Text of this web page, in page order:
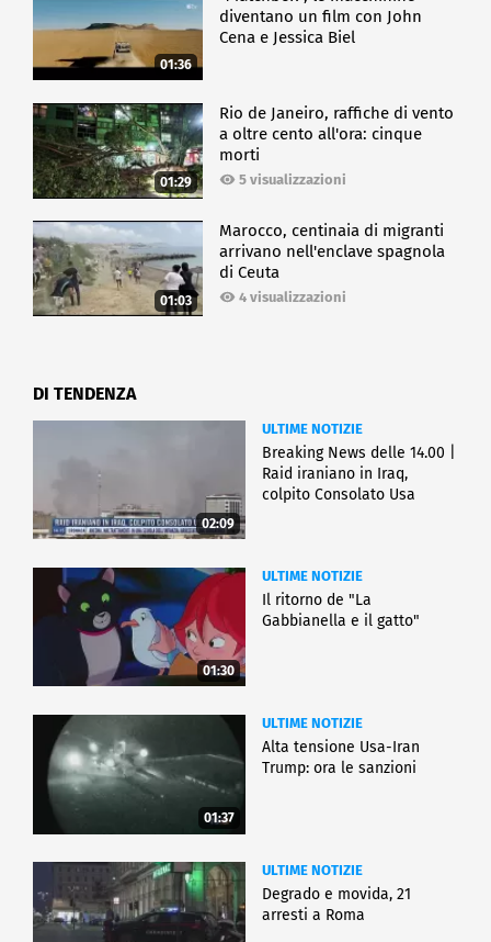
01:36
diventano un film con John
Cena e Jessica Biel
01:29
Rio de Janeiro, raffiche di vento
a oltre cento all'ora: cinque
morti
5 visualizzazioni
01:03
Marocco, centinaia di migranti
arrivano nell'enclave spagnola
di Ceuta
4 visualizzazioni
DI TENDENZA
02:09
ULTIME NOTIZIE
Breaking News delle 14.00 |
Raid iraniano in Iraq,
colpito Consolato Usa
01:30
ULTIME NOTIZIE
Il ritorno de "La
Gabbianella e il gatto"
01:37
ULTIME NOTIZIE
Alta tensione Usa-Iran
Trump: ora le sanzioni
ULTIME NOTIZIE
Degrado e movida, 21
arresti a Roma